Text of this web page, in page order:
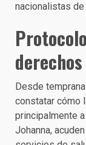
nacionalistas
Desde
constatar cómo
principalmente
Johanna,